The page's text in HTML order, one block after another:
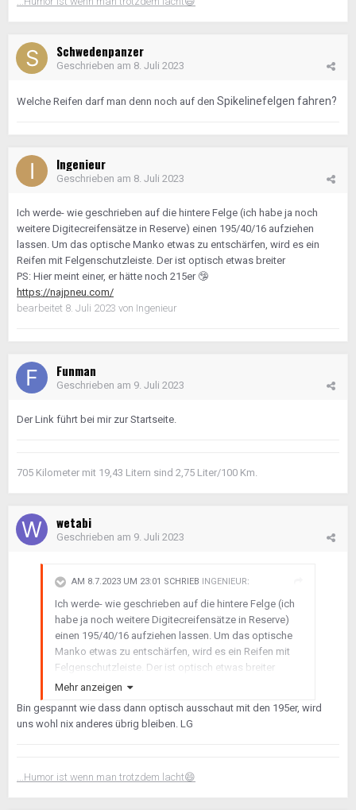
Schwedenpanzer
Geschrieben am 8. Juli 2023
Welche Reifen darf man denn noch auf den Spikelinefelgen fahren?
Ingenieur
Geschrieben am 8. Juli 2023
Ich werde- wie geschrieben auf die hintere Felge (ich habe ja noch
weitere Digitecreifensätze in Reserve) einen 195/40/16 aufziehen
lassen. Um das optische Manko etwas zu entschärfen, wird es ein
Reifen mit Felgenschutzleiste. Der ist optisch etwas breiter
PS: Hier meint einer, er hätte noch 215er🤥
https://najpneu.com/
bearbeitet 8. Juli 2023 von Ingenieur
Funman
Geschrieben am 9. Juli 2023
Der Link führt bei mir zur Startseite.
705 Kilometer mit 19,43 Litern sind 2,75 Liter/100 Km.
wetabi
Geschrieben am 9. Juli 2023
AM 8.7.2023 UM 23:01 SCHRIEB INGENIEUR:
Ich werde- wie geschrieben auf die hintere Felge (ich
habe ja noch weitere Digitecreifensätze in Reserve)
einen 195/40/16 aufziehen lassen. Um das optische
Manko etwas zu entschärfen, wird es ein Reifen mit
Felgenschutzleiste. Der ist optisch etwas breiter
PS: Hier meint einer, er hätte noch 215er
Mehr anzeigen
Bin gespannt wie dass dann optisch ausschaut mit den 195er, wird
uns wohl nix anderes übrig bleiben. LG
...Humor ist wenn man trotzdem lacht😄